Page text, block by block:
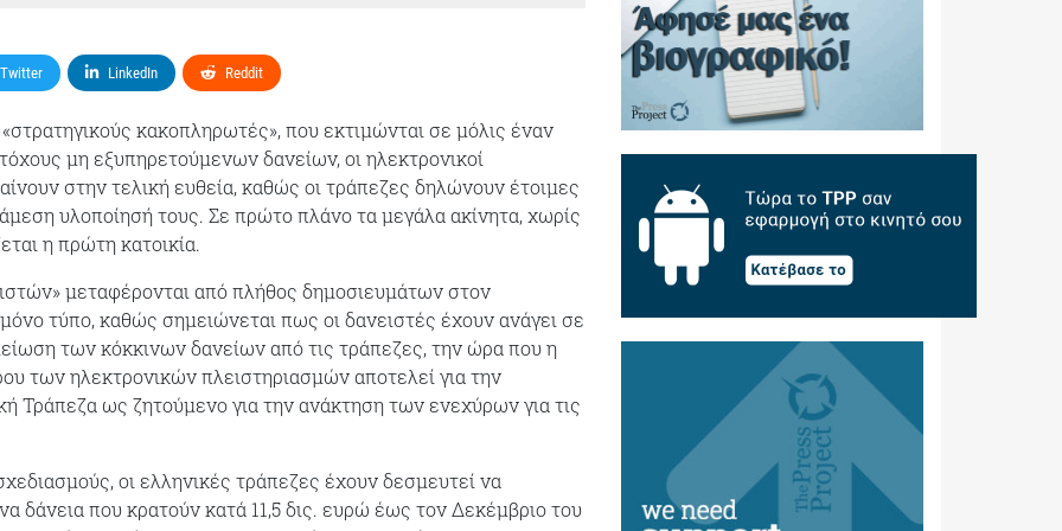
Twitter LinkedIn Reddit
κακοπληρωτές», που εκτιμώνται σε μόλις έναν
μη εξυπηρετούμενων δανείων, οι ηλεκτρονικοί
στην τελική ευθεία, καθώς οι τράπεζες δηλώνουν έτοιμες
υλοποίησή τους. Σε πρώτο πλάνο τα μεγάλα ακίνητα, χωρίς
η πρώτη κατοικία.
μεταφέρονται από πλήθος δημοσιευμάτων στον
μόνο τύπο, καθώς σημειώνεται πως οι δανειστές έχουν ανάγει σε
των κόκκινων δανείων από τις τράπεζες, την ώρα που η
των ηλεκτρονικών πλειστηριασμών αποτελεί για την
Τράπεζα ως ζητούμενο για την ανάκτηση των ενεχύρων για τις
οι ελληνικές τράπεζες έχουν δεσμευτεί να
δάνεια που κρατούν κατά 11,5 δις. ευρώ έως τον Δεκέμβριο του